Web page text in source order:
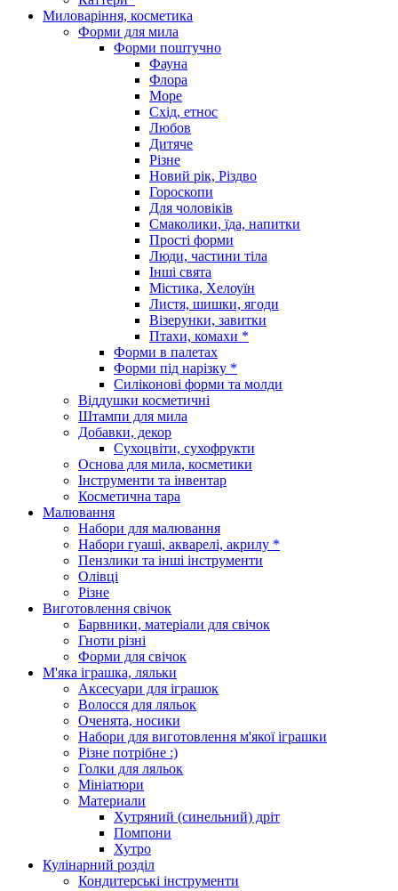
Миловаріння, косметика
Форми для мила
Форми поштучно
Фауна
Флора
Море
Схід, етнос
Любов
Дитяче
Різне
Новий рік, Різдво
Гороскопи
Для чоловіків
Смаколики, їда, напитки
Прості форми
Люди, частини тіла
Інші свята
Містика, Хелоуїн
Листя, шишки, ягоди
Візерунки, завитки
Птахи, комахи *
Форми в палетах
Форми під нарізку *
Силіконові форми та молди
Віддушки косметичні
Штампи для мила
Добавки, декор
Сухоцвіти, сухофрукти
Основа для мила, косметики
Інструменти та інвентар
Косметична тара
Малювання
Набори для малювання
Набори гуаші, акварелі, акрилу *
Пензлики та інші інструменти
Олівці
Різне
Виготовлення свічок
Барвники, матеріали для свічок
Гноти різні
Форми для свічок
М'яка іграшка, ляльки
Аксесуари для іграшок
Волосся для ляльок
Оченята, носики
Набори для виготовлення м'якої іграшки
Різне потрібне :)
Голки для ляльок
Мініатюри
Материали
Хутряний (синельний) дріт
Помпони
Хутро
Кулінарний розділ
Кондитерські інструменти